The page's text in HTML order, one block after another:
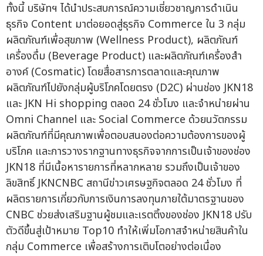
ทั้งนี้ บริษัทฯ ได้นำประสบการณ์ความเชี่ยวชาญการดำเนิน
ธุรกิจ Content มาต่อยอดสู่ธุรกิจ Commerce ใน 3 กลุ่ม
ผลิตภัณฑ์เพื่อสุขภาพ (Wellness Product), ผลิตภัณฑ์
เครื่องดื่ม (Beverage Product) และผลิตภัณฑ์เครื่องสำ
อางค์ (Cosmatic) โดยสื่อสารการตลาดและคุณภาพ
ผลิตภัณฑ์ไปยังกลุ่มผู้บริโภคโดยตรง (D2C) ผ่านช่อง JKN18
และ JKN Hi shopping ตลอด 24 ชั่วโมง และจำหน่ายผ่าน
Omni Channel และ Social Commerce ด้วยนวัตกรรม
ผลิตภัณฑ์ที่มีคุณภาพเพื่อตอบสนองต่อความต้องการของผู้
บริโภค และการวางรากฐานทางธุรกิจจากการเป็นเจ้าของช่อง
JKN18 ที่มีเนื้อหารายการที่หลากหลาย รวมถึงเป็นเจ้าของ
ลิขสิทธิ์ JKNCNBC สถานีข่าวเศรษฐกิจตลอด 24 ชั่วโมง ที่
ผลิตรายการเกี่ยวกับการเงินการลงทุนภายใต้มาตรฐานของ
CNBC ช่วยส่งเสริมฐานผู้ชมและเรตติ้งของช่อง JKN18 ปรับ
ตัวดีขึ้นสู่เป้าหมาย Top10 ทำให้เพิ่มโอกาสจำหน่ายสินค้าใน
กลุ่ม Commerce เพื่อสร้างการเติบโตอย่างต่อเนื่อง